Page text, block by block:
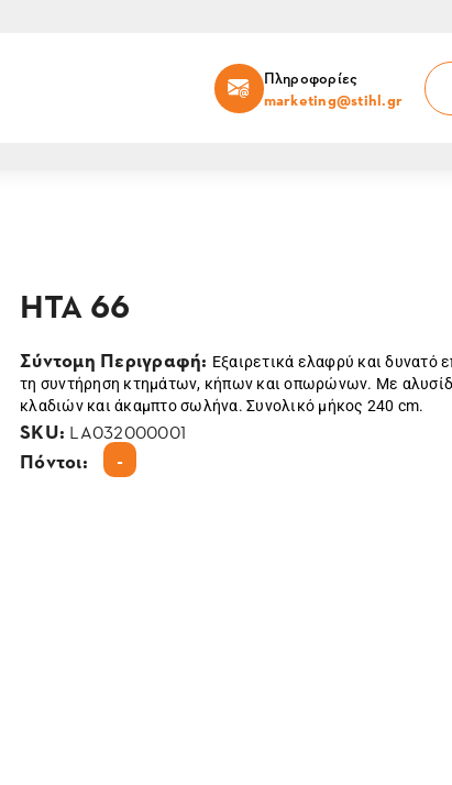
Πληροφορίες
marketing@stihl.gr
HTA 66
Σύντομη Περιγραφή: Εξαιρετικά ελαφρύ και δυνατό
τη συντήρηση κτημάτων, κήπων και οπωρώνων. Με
κλαδιών και άκαμπτο σωλήνα. Συνολικό μήκος 240 cm.
SKU: LA032000001
Πόντοι: -